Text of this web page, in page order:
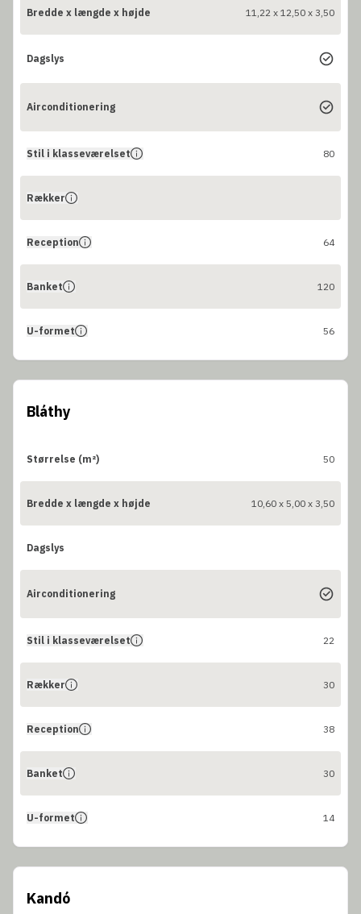
Bredde x længde x højde 11,22 x 12,50 x 3,50
Dagslys
Airconditionering
Stil i klasseværelset 80
Rækker
Reception 64
Banket 120
U-formet 56
Bláthy
Størrelse (m²) 50
Bredde x længde x højde 10,60 x 5,00 x 3,50
Dagslys
Airconditionering
Stil i klasseværelset 22
Rækker 30
Reception 38
Banket 30
U-formet 14
Kandó